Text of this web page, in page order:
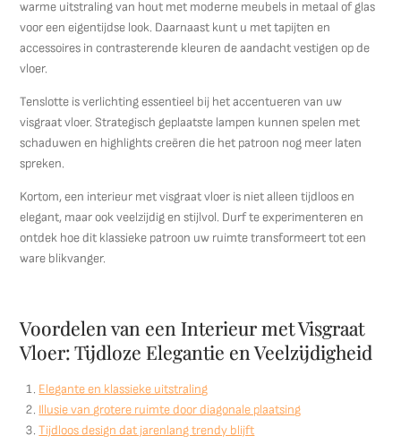
warme uitstraling van hout met moderne meubels in metaal of glas
voor een eigentijdse look. Daarnaast kunt u met tapijten en
accessoires in contrasterende kleuren de aandacht vestigen op de
vloer.
Tenslotte is verlichting essentieel bij het accentueren van uw
visgraat vloer. Strategisch geplaatste lampen kunnen spelen met
schaduwen en highlights creëren die het patroon nog meer laten
spreken.
Kortom, een interieur met visgraat vloer is niet alleen tijdloos en
elegant, maar ook veelzijdig en stijlvol. Durf te experimenteren en
ontdek hoe dit klassieke patroon uw ruimte transformeert tot een
ware blikvanger.
Voordelen van een Interieur met Visgraat
Vloer: Tijdloze Elegantie en Veelzijdigheid
Elegante en klassieke uitstraling
Illusie van grotere ruimte door diagonale plaatsing
Tijdloos design dat jarenlang trendy blijft